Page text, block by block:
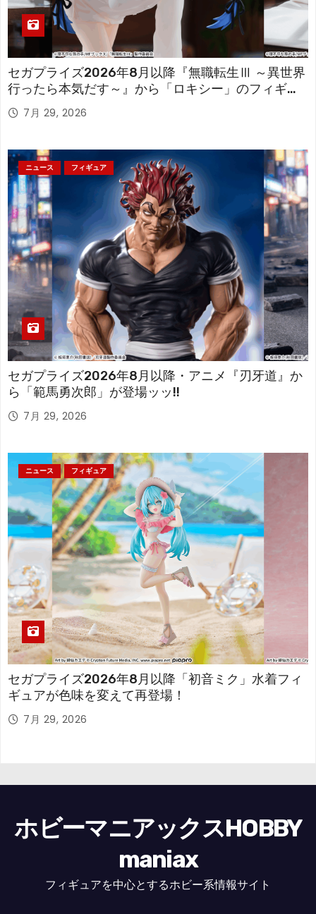
セガプライズ2026年8月以降『無職転生Ⅲ ～異世界
行ったら本気だす～』から「ロキシー」のフィギュ
アが登場！
7月 29, 2026
ニュース フィギュア
セガプライズ2026年8月以降・アニメ『刃牙道』か
ら「範馬勇次郎」が登場ッッ!!
7月 29, 2026
ニュース フィギュア
セガプライズ2026年8月以降「初音ミク」水着フィ
ギュアが色味を変えて再登場！
7月 29, 2026
ホビーマニアックスHOBBY
maniax
フィギュアを中心とするホビー系情報サイト